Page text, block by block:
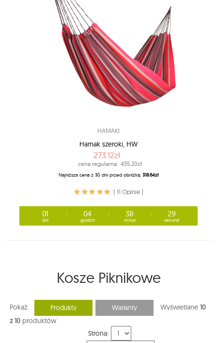
HAMAKI
Hamak szeroki, HW
273.12zł
cena regularna: 455.20zł
Najniższa cena z 30 dni przed obniżką: 318.64zł
( 11 Opinie )
01
dni
04
godzin
38
minut
29
sekund
Kosze Piknikowe
Pokaż: Produkty Warianty Wyświetlane 10
z 10 produktów
Strona: